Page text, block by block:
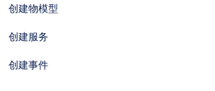
创建物模型
创建服务
创建事件